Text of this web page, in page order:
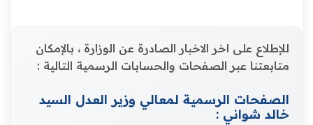
للإطلاع على اخر الاخبار الصادرة عن الوزارة ، بالإمكان
متابعتنا عبر الصفحات والحسابات الرسمية التالية :
الصفحات الرسمية لمعالي وزير العدل السيد
خالد شواني :